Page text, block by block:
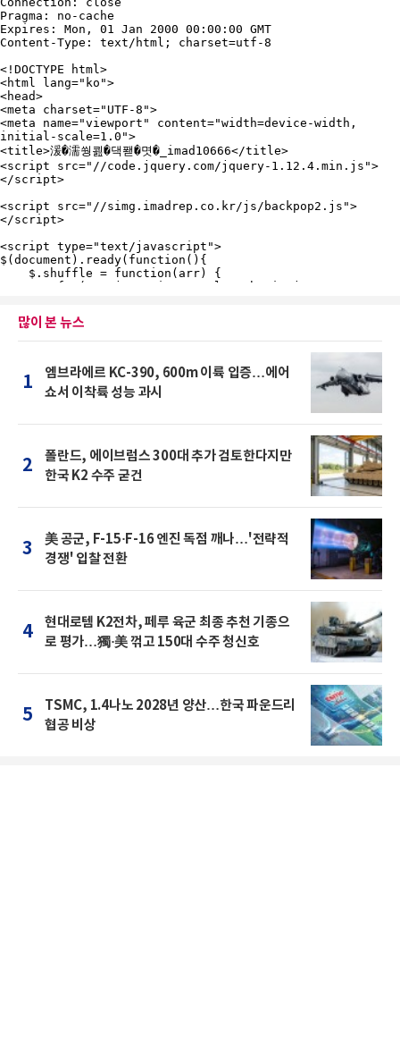
많이 본 뉴스
1
엠브라에르 KC-390, 600m 이륙 입증…에어
쇼서 이착륙 성능 과시
2
폴란드, 에이브럼스 300대 추가 검토한다지만
한국 K2 수주 굳건
3
美 공군, F-15·F-16 엔진 독점 깨나…'전략적
경쟁' 입찰 전환
4
현대로템 K2전차, 페루 육군 최종 추천 기종으
로 평가…獨·美 꺾고 150대 수주 청신호
5
TSMC, 1.4나노 2028년 양산…한국 파운드리
협공 비상